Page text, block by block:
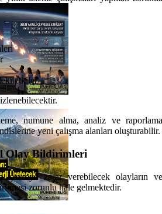
etkiler
numune alma, analiz ve
yeni çalışma alanları oluşturabilir.
Olay Bildirimleri
çevreye zarar verebilecek olayların
zorunlu hale gelmektedir.